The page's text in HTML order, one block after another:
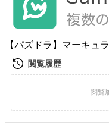
【パズドラ】マーキュ